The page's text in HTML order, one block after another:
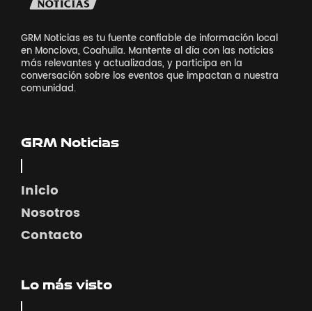
GRM Noticias es tu fuente confiable de información local
en Monclova, Coahuila. Mantente al día con las noticias
más relevantes y actualizadas, y participa en la
conversación sobre los eventos que impactan a nuestra
comunidad.
GRM Noticias
Inicio
Nosotros
Contacto
Lo más visto